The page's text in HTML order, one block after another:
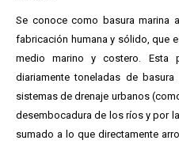
Se conoce como basura marina
fabricación humana y sólido, que
medio marino y costero. Esta
diariamente toneladas de
sistemas de drenaje urbanos
desembocadura de los ríos y por
sumado a lo que directamente